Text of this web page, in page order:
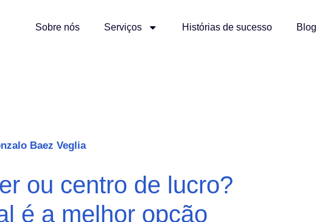
Sobre nós Serviços Histórias de sucesso Blog
Baez Veglia
ou centro de lucro?
é a melhor opção